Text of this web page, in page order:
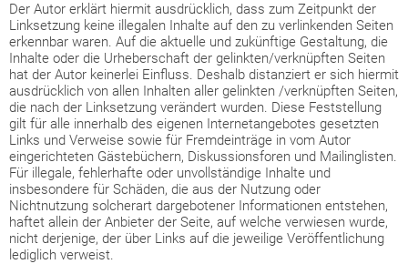
Der Autor erklärt hiermit ausdrücklich, dass zum Zeitpunkt der
Linksetzung keine illegalen Inhalte auf den zu verlinkenden Seiten
erkennbar waren. Auf die aktuelle und zukünftige Gestaltung, die
Inhalte oder die Urheberschaft der gelinkten/verknüpften Seiten
hat der Autor keinerlei Einfluss. Deshalb distanziert er sich hiermit
ausdrücklich von allen Inhalten aller gelinkten /verknüpften Seiten,
die nach der Linksetzung verändert wurden. Diese Feststellung
gilt für alle innerhalb des eigenen Internetangebotes gesetzten
Links und Verweise sowie für Fremdeinträge in vom Autor
eingerichteten Gästebüchern, Diskussionsforen und Mailinglisten.
Für illegale, fehlerhafte oder unvollständige Inhalte und
insbesondere für Schäden, die aus der Nutzung oder
Nichtnutzung solcherart dargebotener Informationen entstehen,
haftet allein der Anbieter der Seite, auf welche verwiesen wurde,
nicht derjenige, der über Links auf die jeweilige Veröffentlichung
lediglich verweist.